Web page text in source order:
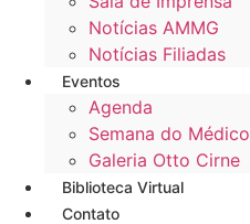
Notícias AMMG
Notícias Filiadas
Eventos
Agenda
Semana do Médico
Galeria Otto Cirne
Biblioteca Virtual
Contato